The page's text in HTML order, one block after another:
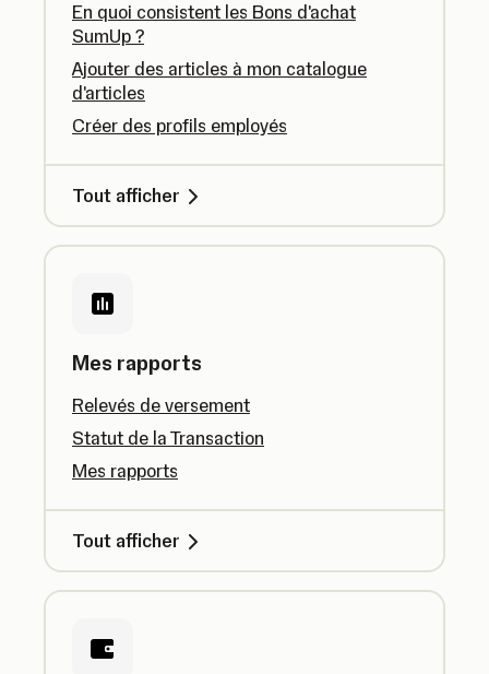
En quoi consistent les Bons d'achat
SumUp ?
Ajouter des articles à mon catalogue
d'articles
Créer des profils employés
Tout afficher
Mes rapports
Relevés de versement
Statut de la Transaction
Mes rapports
Tout afficher